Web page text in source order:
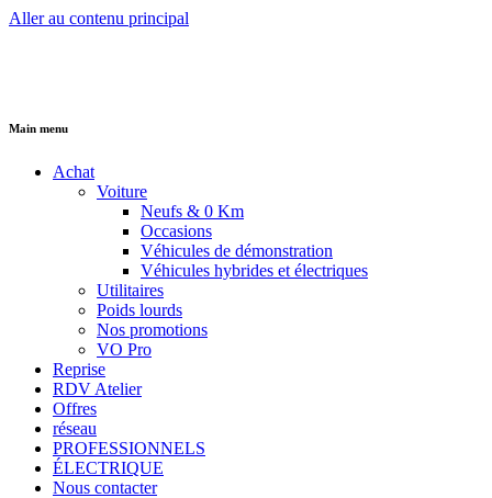
Aller au contenu principal
Main menu
Achat
Voiture
Neufs & 0 Km
Occasions
Véhicules de démonstration
Véhicules hybrides et électriques
Utilitaires
Poids lourds
Nos promotions
VO Pro
Reprise
RDV Atelier
Offres
réseau
PROFESSIONNELS
ÉLECTRIQUE
Nous contacter